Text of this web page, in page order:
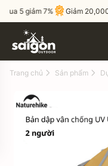
5 giảm 7% Giảm 20,000 -
Trang chủ Sản phẩm